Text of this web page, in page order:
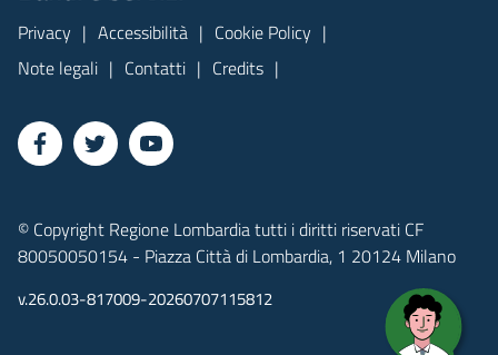
Privacy Accessibilità
Cookie Policy
Note legali
Contatti Credits
© Copyright Regione Lombardia tutti i diritti riservati CF
80050050154 - Piazza Città di Lombardia, 1 20124 Milano
v.26.0.03-817009-20260707115812